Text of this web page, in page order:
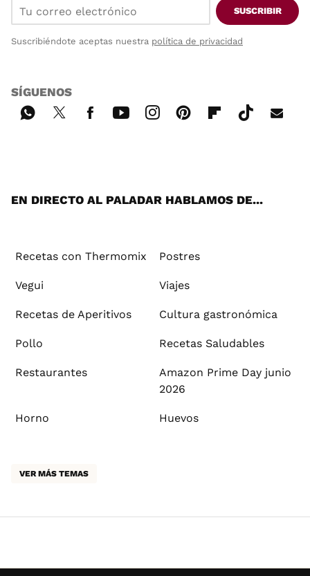
SUSCRIBIR
Suscribiéndote aceptas nuestra política de privacidad
SÍGUENOS
EN DIRECTO AL PALADAR HABLAMOS DE...
Recetas con Thermomix Postres
Vegui Viajes
Recetas de Aperitivos Cultura gastronómica
Pollo Recetas Saludables
Restaurantes
Amazon Prime Day junio
2026
Horno Huevos
VER MÁS TEMAS